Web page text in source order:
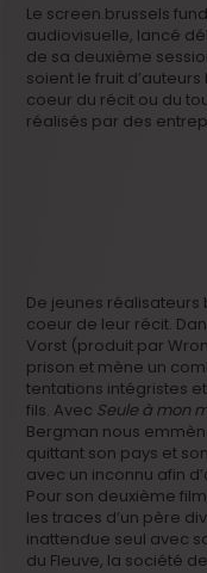
Le screen.brussels
audiovisuelle, lancé
de sa deuxième
soient le fruit
coeur du récit ou du
réalisés par des
De jeunes
coeur de leur récit.
Vorst (produit par
prison et mène un
tentations intégristes
fils. Avec Seule à mon
Bergman nous
quittant son pays et
avec un inconnu afin
Pour son deuxième
les traces d’un père
inattendue seul avec
du Fleuve, la société